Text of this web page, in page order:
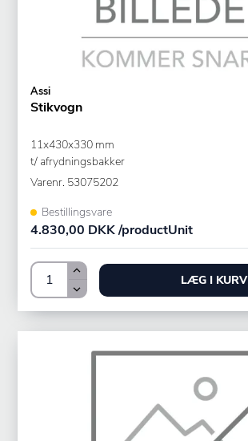
Assi
Stikvogn
11x430x330 mm
t/ afrydningsbakker
Varenr. 53075202
Bestillingsvare
4.830,00 DKK /productUnit
LÆG I KURV